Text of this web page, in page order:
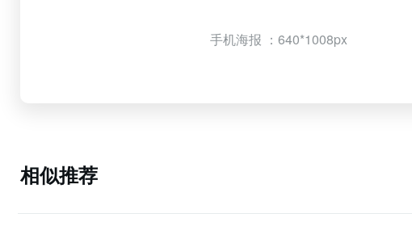
手机海报 ：640*1008px
相似推荐